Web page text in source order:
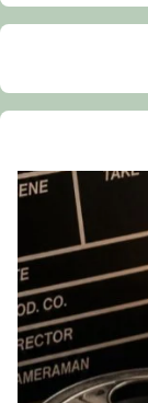
La
dos mesos,
Recupera
tican
07/
espana-
Foto
View on Facebook